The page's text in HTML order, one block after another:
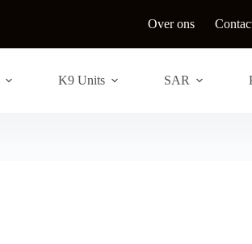
Over ons
K9 Units SAR